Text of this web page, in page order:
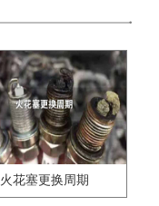
火花塞更换周期